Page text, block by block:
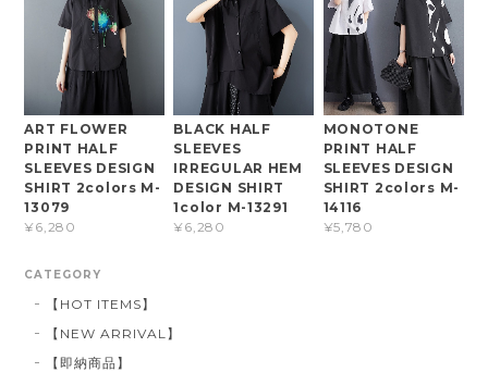
ART FLOWER
PRINT HALF
SLEEVES DESIGN
SHIRT 2colors M-
13079
¥6,280
BLACK HALF
SLEEVES
IRREGULAR HEM
DESIGN SHIRT
1color M-13291
¥6,280
MONOTONE
PRINT HALF
SLEEVES DESIGN
SHIRT 2colors M-
14116
¥5,780
CATEGORY
【HOT ITEMS】
【NEW ARRIVAL】
【即納商品】